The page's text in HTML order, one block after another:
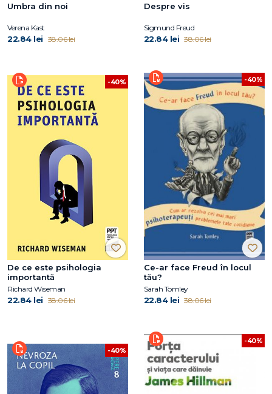
Umbra din noi
Verena Kast
22.84 lei 38.06 lei
Despre vis
Sigmund Freud
22.84 lei 38.06 lei
-40%
De ce este psihologia
importantă
Richard Wiseman
22.84 lei 38.06 lei
-40%
Ce-ar face Freud în locul
tău?
Sarah Tomley
22.84 lei 38.06 lei
-40%
-40%